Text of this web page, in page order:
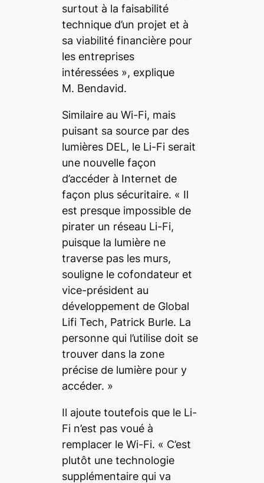
surtout à la faisabilité
technique d’un projet et à
sa viabilité financière pour
les entreprises
intéressées », explique
M. Bendavid.
Similaire au Wi-Fi, mais
puisant sa source par des
lumières DEL, le Li-Fi serait
une nouvelle façon
d’accéder à Internet de
façon plus sécuritaire. « Il
est presque impossible de
pirater un réseau Li-Fi,
puisque la lumière ne
traverse pas les murs,
souligne le cofondateur et
vice-président au
développement de Global
Lifi Tech, Patrick Burle. La
personne qui l’utilise doit se
trouver dans la zone
précise de lumière pour y
accéder. »
Il ajoute toutefois que le Li-
Fi n’est pas voué à
remplacer le Wi-Fi. « C’est
plutôt une technologie
supplémentaire qui va